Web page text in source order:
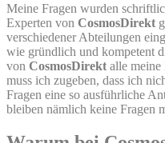
Meine Fragen wurden
Experten von CosmosDirekt
verschiedener Abteilungen
wie gründlich und kompetent
von CosmosDirekt alle meine
muss ich zugeben, dass ich
Fragen eine so ausführliche
bleiben nämlich keine Fragen